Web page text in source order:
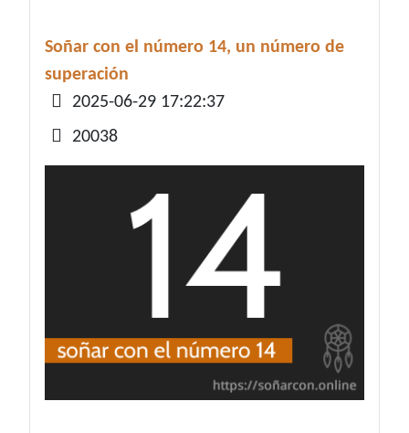
Soñar con el número 14, un número de
superación
Detalles
2025-06-29 17:22:37
20038